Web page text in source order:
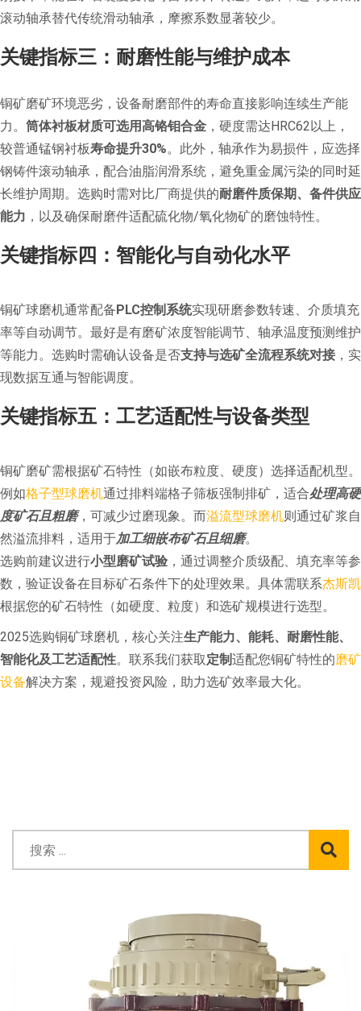
滚动轴承替代传统滑动轴承，摩擦系数显著较少。
关键指标三：耐磨性能与维护成本
铜矿磨矿环境恶劣，设备耐磨部件的寿命直接影响连续生产能
力。 筒体衬板材质可选用高铬钼合金 ，硬度需达HRC62以上，
较普通锰钢衬板寿命提升30%。此外，轴承作为易损件，应选择
钢铸件滚动轴承，配合油脂润滑系统，避免重金属污染的同时延
长维护周期。选购时需对比厂商提供的耐磨件质保期、备件供应
能力 ，以及确保耐磨件适配硫化物/氧化物矿的磨蚀特性。
关键指标四：智能化与自动化水平
铜矿球磨机通常配备 PLC控制系统实现研磨参数转速、介质填充
率等自动调节。最好是有磨矿浓度智能调节、轴承温度预测维护
等能力。选购时需确认设备是否支持与选矿全流程系统对接 ，实
现数据互通与智能调度。
关键指标五：工艺适配性与设备类型
铜矿磨矿需根据矿石特性（如嵌布粒度、硬度）选择适配机型。
例如格子型球磨机通过排料端格子筛板强制排矿，适合处理高硬
度矿石且粗磨，可减少过磨现象。而溢流型球磨机则通过矿浆自
然溢流排料，适用于加工细嵌布矿石且细磨。
选购前建议进行小型磨矿试验 ，通过调整介质级配、填充率等参
数，验证设备在目标矿石条件下的处理效果。具体需联系杰斯凯
根据您的矿石特性（如硬度、粒度）和选矿规模进行选型。
2025选购铜矿球磨机，核心关注生产能力、能耗、耐磨性能、
智能化及工艺适配性。联系我们获取定制适配您铜矿特性的磨矿
设备解决方案，规避投资风险，助力选矿效率最大化。